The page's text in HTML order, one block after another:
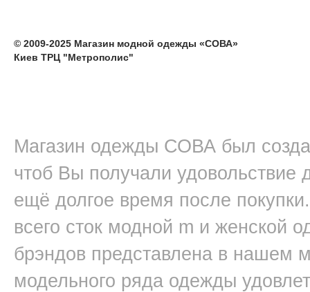
© 2009-2025 Магазин модной одежды «СОВА»
Киев ТРЦ "Метрополис"
Магазин одежды СОВА был
чтоб Вы получали удовольствие
ещё долгое время после покупки.
всего сток модной m и женской
брэндов представлена в нашем
модельного ряда одежды